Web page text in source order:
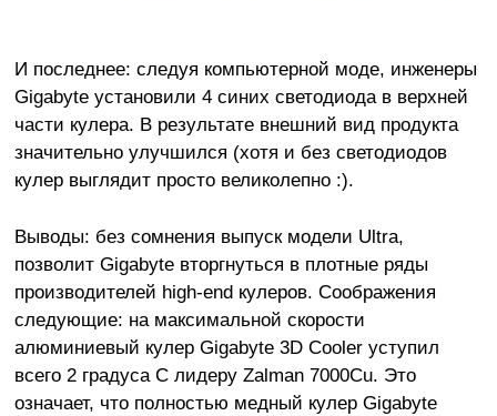
И последнее: следуя компьютерной моде, инженеры
Gigabyte установили 4 синих светодиода в верхней
части кулера. В результате внешний вид продукта
значительно улучшился (хотя и без светодиодов
кулер выглядит просто великолепно :).
Выводы: без сомнения выпуск модели Ultra,
позволит Gigabyte вторгнуться в плотные ряды
производителей high-end кулеров. Соображения
следующие: на максимальной скорости
алюминиевый кулер Gigabyte 3D Cooler уступил
всего 2 градуса C лидеру Zalman 7000Cu. Это
означает, что полностью медный кулер Gigabyte